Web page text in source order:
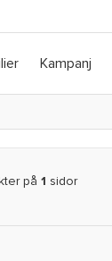
Kampanj
på 1 sidor